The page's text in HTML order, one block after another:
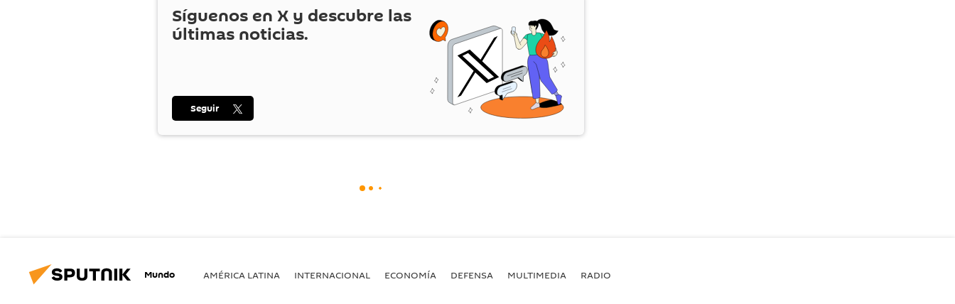
Síguenos en X y descubre las
últimas noticias.
Seguir
Mundo AMÉRICA LATINA INTERNACIONAL ECONOMÍA DEFENSA MULTIMEDIA RADIO